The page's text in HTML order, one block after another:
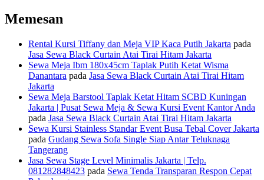
Memesan
Rental Kursi Tiffany dan Meja VIP Kaca Putih Jakarta pada
Jasa Sewa Black Curtain Atai Tirai Hitam Jakarta
Sewa Meja Ibm 180x45cm Taplak Putih Ketat Wisma
Danantara pada Jasa Sewa Black Curtain Atai Tirai Hitam
Jakarta
Sewa Meja Barstool Taplak Ketat Hitam SCBD Kuningan
Jakarta | Pusat Sewa Meja & Sewa Kursi Event Kantor Anda
pada Jasa Sewa Black Curtain Atai Tirai Hitam Jakarta
Sewa Kursi Stainless Standar Event Busa Tebal Cover Jakarta
pada Gudang Sewa Sofa Single Siap Antar Teluknaga
Tangerang
Jasa Sewa Stage Level Minimalis Jakarta | Telp.
081282848423 pada Sewa Tenda Transparan Respon Cepat